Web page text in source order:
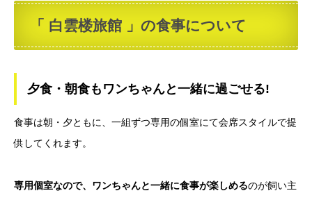
「 白雲楼旅館 」の食事について
夕食・朝食もワンちゃんと一緒に過ごせる!
食事は朝・夕ともに、一組ずつ専用の個室にて会席スタイルで提
供してくれます。
専用個室なので、ワンちゃんと一緒に食事が楽しめるのが飼い主